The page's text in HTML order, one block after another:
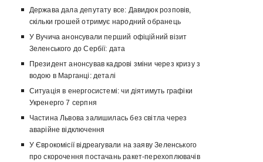
Держава дала депутату все: Давидюк розповів,
скільки грошей отримує народний обранець
У Вучича анонсували перший офіційний візит
Зеленського до Сербії: дата
Президент анонсував кадрові зміни через кризу з
водою в Марганці: деталі
Ситуація в енергосистемі: чи діятимуть графіки
Укренерго 7 серпня
Частина Львова залишилась без світла через
аварійне відключення
У Єврокомісії відреагували на заяву Зеленського
про скорочення постачань ракет-перехоплювачів